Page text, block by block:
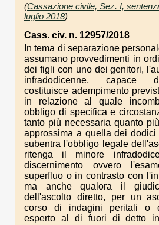
(Cassazione civile, Sez. I,
luglio 2018)
Cass. civ. n. 12957/2018
In tema di separazione
assumano provvedimenti in
dei figli con uno dei genitori,
infradodicenne, capace
costituisce adempimento
in relazione al quale
obbligo di specifica e
tanto più necessaria quanto
approssima a quella dei
subentra l'obbligo legale
ritenga il minore
discernimento ovvero
superfluo o in contrasto con
ma anche qualora il
dell'ascolto diretto, per un
corso di indagini peritali o
esperto al di fuori di detto